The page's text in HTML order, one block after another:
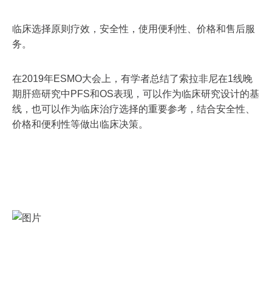
临床选择原则疗效，安全性，使用便利性、价格和售后服
务。
在2019年ESMO大会上，有学者总结了索拉非尼在1线晚
期肝癌研究中PFS和OS表现，可以作为临床研究设计的基
线，也可以作为临床治疗选择的重要参考，结合安全性、
价格和便利性等做出临床决策。